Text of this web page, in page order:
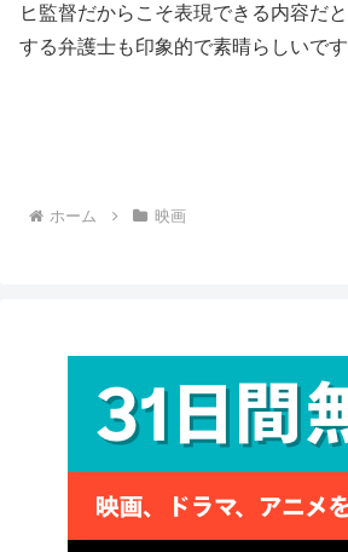
ヒ監督だからこそ表現できる内容だ
する弁護士も印象的で素晴らしいです
ホーム 映画